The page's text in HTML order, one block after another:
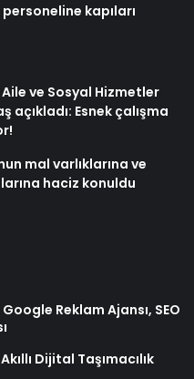
kapıları
Aile ve Sosyal Hizmetler
açıkladı: Esnek çalışma
mal varlıklarına ve
haciz konuldu
Reklam Ajansı, SEO
Dijital Taşımacılık